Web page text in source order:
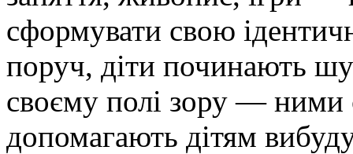
сформувати свою
поруч, діти починають
своєму полі зору — ними
допомагають дітям